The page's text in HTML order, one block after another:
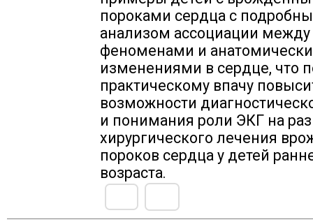
пороками сердца с
анализом ассоциации
феноменами и
изменениями в сердце, что
практическому впачу
возможности
и понимания роли ЭКГ на
хирургического лечения
пороков сердца у детей
возраста.